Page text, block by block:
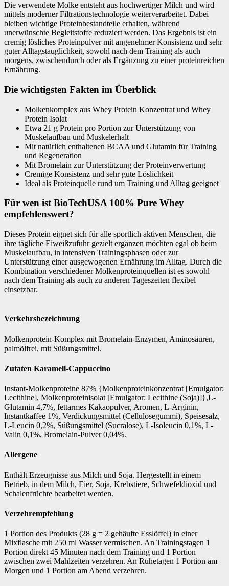
Die verwendete Molke entsteht aus hochwertiger Milch und wird
mittels moderner Filtrationstechnologie weiterverarbeitet. Dabei
bleiben wichtige Proteinbestandteile erhalten, während
unerwünschte Begleitstoffe reduziert werden. Das Ergebnis ist ein
cremig lösliches Proteinpulver mit angenehmer Konsistenz und sehr
guter Alltagstauglichkeit, sowohl nach dem Training als auch
morgens, zwischendurch oder als Ergänzung zu einer proteinreichen
Ernährung.
Die wichtigsten Fakten im Überblick
Molkenkomplex aus Whey Protein Konzentrat und Whey
Protein Isolat
Etwa 21 g Protein pro Portion zur Unterstützung von
Muskelaufbau und Muskelerhalt
Mit natürlich enthaltenen BCAA und Glutamin für Training
und Regeneration
Mit Bromelain zur Unterstützung der Proteinverwertung
Cremige Konsistenz und sehr gute Löslichkeit
Ideal als Proteinquelle rund um Training und Alltag geeignet
Für wen ist BioTechUSA 100% Pure Whey
empfehlenswert?
Dieses Protein eignet sich für alle sportlich aktiven Menschen, die
ihre tägliche Eiweißzufuhr gezielt ergänzen möchten egal ob beim
Muskelaufbau, in intensiven Trainingsphasen oder zur
Unterstützung einer ausgewogenen Ernährung im Alltag. Durch die
Kombination verschiedener Molkenproteinquellen ist es sowohl
nach dem Training als auch zu anderen Tageszeiten flexibel
einsetzbar.
Verkehrsbezeichnung
Molkenprotein-Komplex mit Bromelain-Enzymen, Aminosäuren,
palmölfrei, mit Süßungsmittel.
Zutaten Karamell-Cappuccino
Instant-Molkenproteine 87% {Molkenproteinkonzentrat [Emulgator:
Lecithine], Molkenproteinisolat [Emulgator: Lecithine (Soja)]},L-
Glutamin 4,7%, fettarmes Kakaopulver, Aromen, L-Arginin,
Instantkaffee 1%, Verdickungsmittel (Cellulosegummi), Speisesalz,
L-Leucin 0,2%, Süßungsmittel (Sucralose), L-Isoleucin 0,1%, L-
Valin 0,1%, Bromelain-Pulver 0,04%.
Allergene
Enthält Erzeugnisse aus Milch und Soja. Hergestellt in einem
Betrieb, in dem Milch, Eier, Soja, Krebstiere, Schwefeldioxid und
Schalenfrüchte bearbeitet werden.
Verzehrempfehlung
1 Portion des Produkts (28 g = 2 gehäufte Esslöffel) in einer
Mixflasche mit 250 ml Wasser vermischen. An Trainingstagen 1
Portion direkt 45 Minuten nach dem Training und 1 Portion
zwischen zwei Mahlzeiten verzehren. An Ruhetagen 1 Portion am
Morgen und 1 Portion am Abend verzehren.